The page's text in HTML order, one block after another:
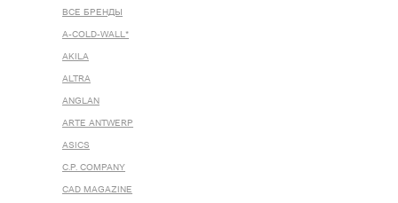
ВСЕ БРЕНДЫ
A-COLD-WALL*
AKILA
ALTRA
ANGLAN
ARTE ANTWERP
ASICS
C.P. COMPANY
CAD MAGAZINE